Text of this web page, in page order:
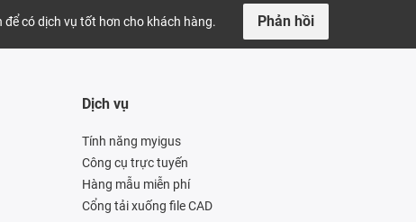
có dịch vụ tốt hơn cho khách hàng. Phản hồi
Dịch vụ
Tính năng myigus
Công cụ trực tuyến
Hàng mẫu miễn phí
Cổng tải xuống file CAD